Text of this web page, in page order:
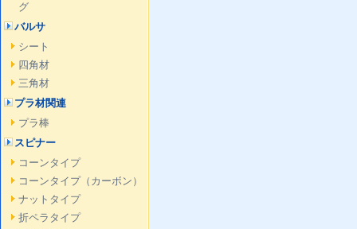
グ
バルサ
シート
四角材
三角材
プラ材関連
プラ棒
スピナー
コーンタイプ
コーンタイプ（カーボン）
ナットタイプ
折ペラタイプ